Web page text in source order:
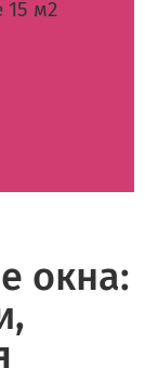
15 м2
окна: